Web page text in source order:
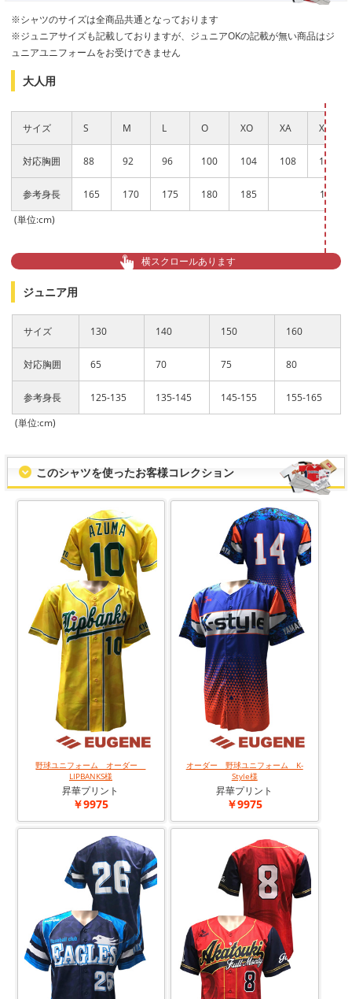
※シャツのサイズは全商品共通となっております
※ジュニアサイズも記載しておりますが、ジュニアOKの記載が無い商品はジ
ュニアユニフォームをお受けできません
大人用
サイズ S M L O XO XA XXA
対応胸囲 88 92 96 100 104 108 112
参考身長 165 170 175 180 185
190
(単位:cm)
横スクロールあります
ジュニア用
サイズ 130 140 150 160
対応胸囲 65 70 75 80
参考身長 125-135 135-145 145-155
155-165
(単位:cm)
このシャツを使ったお客様コレクション
野球ユニフォーム オーダー
LIPBANKS様
昇華プリント
￥9975
オーダー 野球ユニフォーム K-
Style様
昇華プリント
￥9975